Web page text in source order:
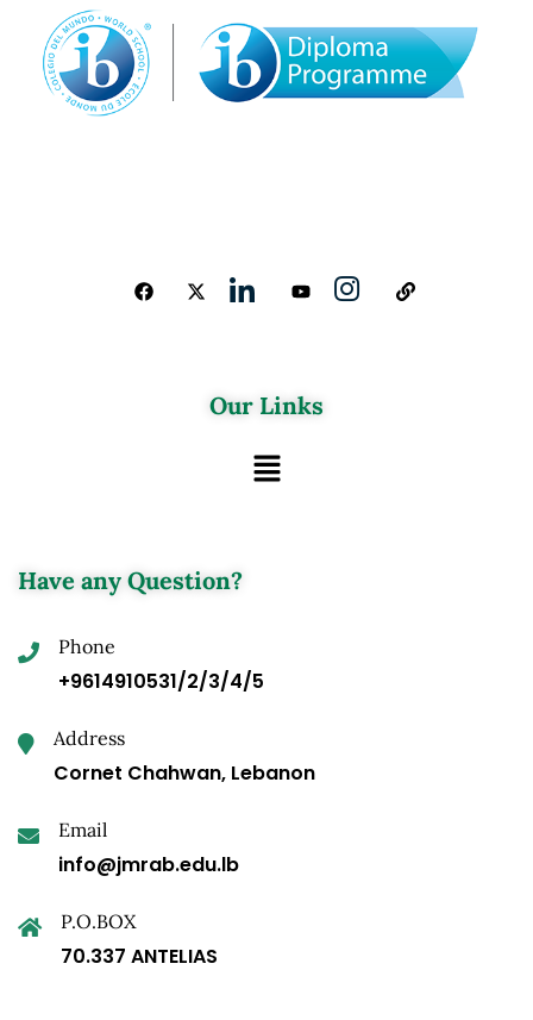
Our Links
Have any Question?
Phone
+9614910531/2/3/4/5
Address
Cornet Chahwan, Lebanon
Email
info@jmrab.edu.lb
P.O.BOX
70.337 ANTELIAS